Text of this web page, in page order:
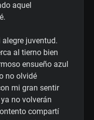
aquel
juventud.
al tierno bien
ensueño azul
no olvidé
mi gran sentir
no volverán
compartí